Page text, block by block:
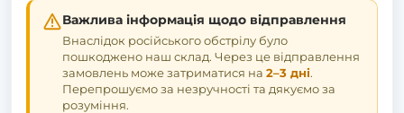
Важлива інформація щодо відправлення
Внаслідок російського обстрілу було
пошкоджено наш склад. Через це відправлення
замовлень може затриматися на 2–3 дні.
Перепрошуємо за незручності та дякуємо за
розуміння.